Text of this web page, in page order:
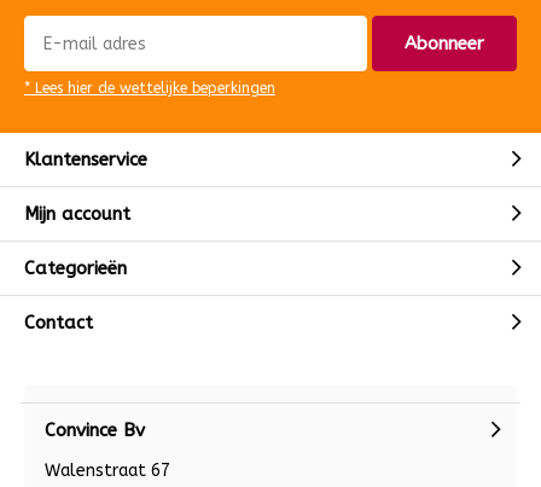
Abonneer
* Lees hier de wettelijke beperkingen
Klantenservice
Mijn account
Categorieën
Contact
Convince Bv
Walenstraat 67